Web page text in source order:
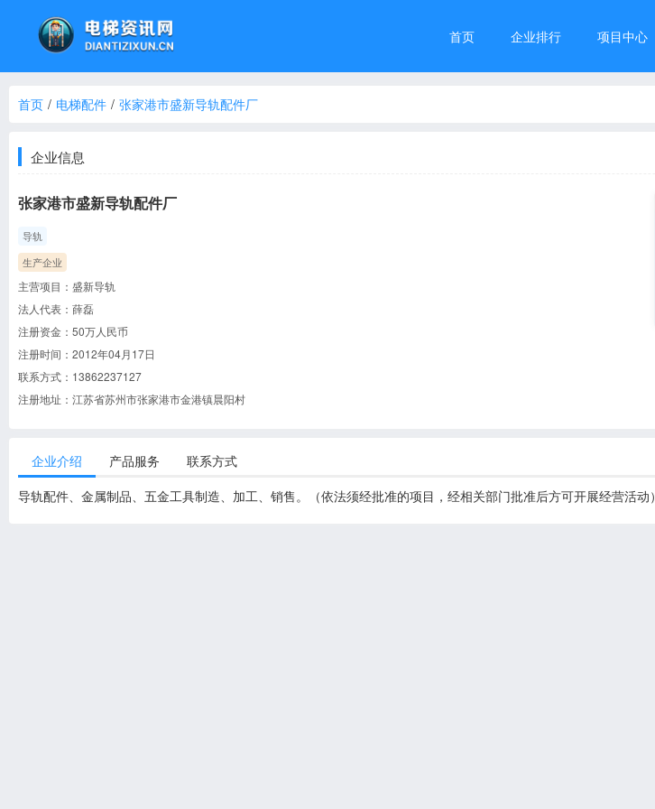
首页 企业排行 项目中心
首页 / 电梯配件 / 张家港市盛新导轨配件厂
企业信息
张家港市盛新导轨配件厂
导轨
生产企业
主营项目： 盛新导轨
法人代表： 薛磊
注册资金： 50万人民币
注册时间： 2012年04月17日
联系方式： 13862237127
注册地址： 江苏省苏州市张家港市金港镇晨阳村
企业介绍 产品服务
联系方式
导轨配件、金属制品、五金工具制造、加工、销售。（依法须经批准的项目，经相关部门批准后方可开展经营活动）